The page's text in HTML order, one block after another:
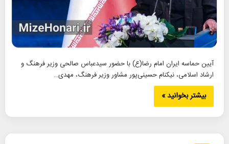
آیین حماسه ایران امام رضا(ع) با حضور سیدعباس صالحی وزیر فرهنگ و
ارشاد اسلامی، نیکنام حسینی‌پور مشاور وزیر فرهنگ، مهدی…
بیشتر بخوانید »